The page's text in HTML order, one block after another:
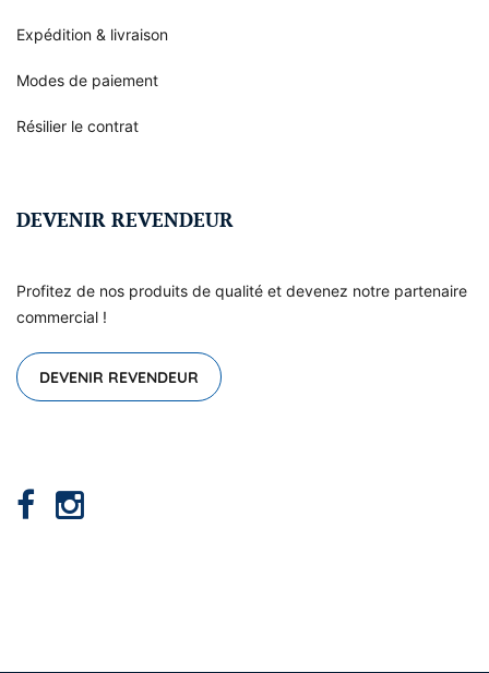
Expédition & livraison
Modes de paiement
Résilier le contrat
DEVENIR REVENDEUR
Profitez de nos produits de qualité et devenez notre partenaire
commercial !
DEVENIR REVENDEUR